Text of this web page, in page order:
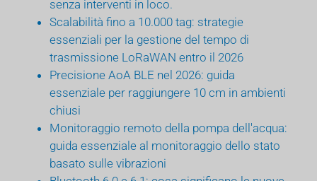
senza interventi in loco.
Scalabilità fino a 10.000 tag: strategie
essenziali per la gestione del tempo di
trasmissione LoRaWAN entro il 2026
Precisione AoA BLE nel 2026: guida
essenziale per raggiungere 10 cm in ambienti
chiusi
Monitoraggio remoto della pompa dell'acqua:
guida essenziale al monitoraggio dello stato
basato sulle vibrazioni